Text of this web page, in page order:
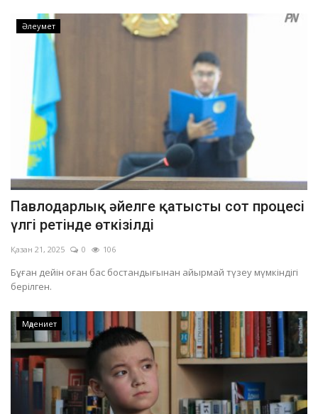
Әлеумет
Павлодарлық әйелге қатысты сот процесі
үлгі ретінде өткізілді
Қазан 21, 2025 0 106
Бұған дейін оған бас бостандығынан айырмай түзеу мүмкіндігі
берілген.
Мәдениет